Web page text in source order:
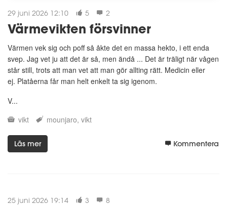
29 juni 2026 12:10 5 2
Värmevikten försvinner
Värmen vek sig och poff så åkte det en massa hekto, i ett enda
svep. Jag vet ju att det är så, men ändå ... Det är träligt när vågen
står still, trots att man vet att man gör allting rätt. Medicin eller
ej. Platåerna får man helt enkelt ta sig igenom.
V...
vikt
mounjaro vikt
Läs mer Kommentera
25 juni 2026 19:14 3 8